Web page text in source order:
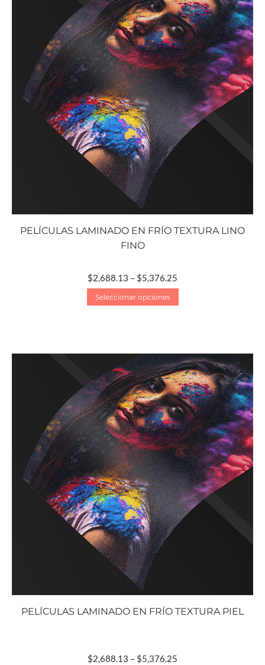
PELÍCULAS LAMINADO EN FRÍO TEXTURA LINO
FINO
$2,688.13 – $5,376.25
Seleccionar opciones
PELÍCULAS LAMINADO EN FRÍO TEXTURA PIEL
$2,688.13 – $5,376.25